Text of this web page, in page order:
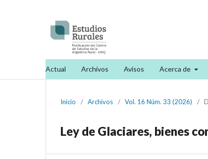
Actual Archivos Avisos Acerca de
Inicio / Archivos / Vol. 16 Núm. 33 (2026) /
Ley de Glaciares, bienes